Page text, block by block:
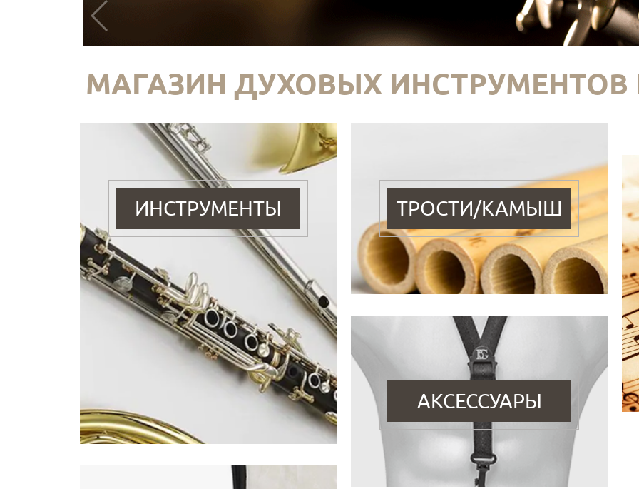
МАГАЗИН ДУХОВЫХ ИНСТРУМЕНТОВ
ИНСТРУМЕНТЫ ТРОСТИ/КАМЫШ
АКСЕССУАРЫ